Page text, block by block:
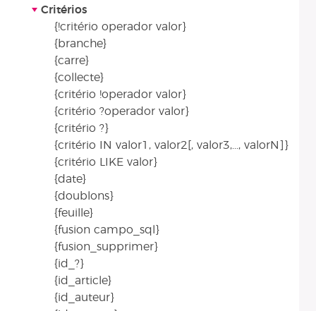
Critérios
{!critério operador valor}
{branche}
{carre}
{collecte}
{critério !operador valor}
{critério ?operador valor}
{critério ?}
{critério IN valor1, valor2[, valor3,..., valorN]}
{critério LIKE valor}
{date}
{doublons}
{feuille}
{fusion campo_sql}
{fusion_supprimer}
{id_?}
{id_article}
{id_auteur}